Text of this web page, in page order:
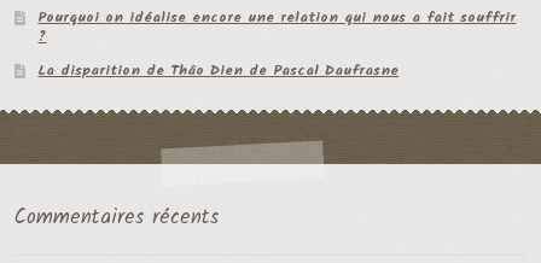
Pourquoi on idéalise encore une relation qui nous a fait souffrir
?
La disparition de Thâo Dien de Pascal Daufrasne
Commentaires récents